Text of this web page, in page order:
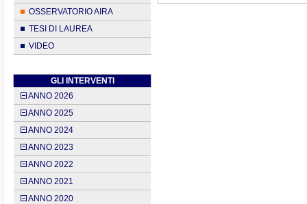
OSSERVATORIO AIRA
TESI DI LAUREA
VIDEO
GLI INTERVENTI
ANNO 2026
ANNO 2025
ANNO 2024
ANNO 2023
ANNO 2022
ANNO 2021
ANNO 2020